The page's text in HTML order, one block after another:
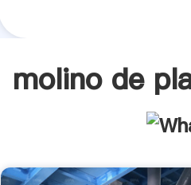
molino de